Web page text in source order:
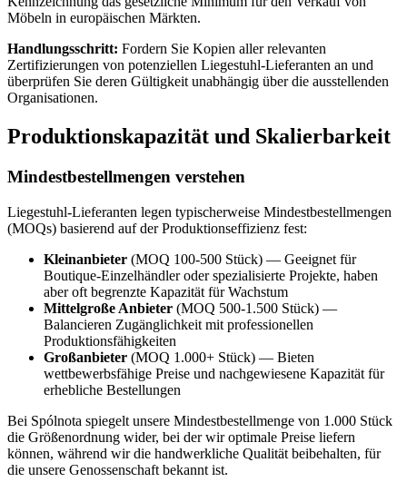
Möbeln in europäischen Märkten.
Handlungsschritt: Fordern Sie Kopien aller relevanten
Zertifizierungen von potenziellen Liegestuhl-Lieferanten an und
überprüfen Sie deren Gültigkeit unabhängig über die ausstellenden
Organisationen.
Produktionskapazität und Skalierbarkeit
Mindestbestellmengen verstehen
Liegestuhl-Lieferanten legen typischerweise Mindestbestellmengen
(MOQs) basierend auf der Produktionseffizienz fest:
Kleinanbieter (MOQ 100-500 Stück) — Geeignet für
Boutique-Einzelhändler oder spezialisierte Projekte, haben
aber oft begrenzte Kapazität für Wachstum
Mittelgroße Anbieter (MOQ 500-1.500 Stück) —
Balancieren Zugänglichkeit mit professionellen
Produktionsfähigkeiten
Großanbieter (MOQ 1.000+ Stück) — Bieten
wettbewerbsfähige Preise und nachgewiesene Kapazität für
erhebliche Bestellungen
Bei Spólnota spiegelt unsere Mindestbestellmenge von 1.000 Stück
die Größenordnung wider, bei der wir optimale Preise liefern
können, während wir die handwerkliche Qualität beibehalten, für
die unsere Genossenschaft bekannt ist.